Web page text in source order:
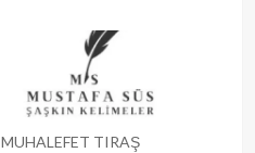
MUHALEFET TIRAŞ